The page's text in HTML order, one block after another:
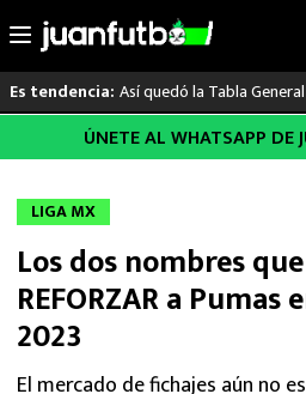
al
Es tendencia: Así quedó la Tabla
LO ÚLTIMO
LIGA MX
RAYADOS
PUMAS
ATLANTE
ÚNETE AL WHATSAPP DE
LIGA MX
Los dos nombres
REFORZAR a
2023
El mercado de fichajes aún no